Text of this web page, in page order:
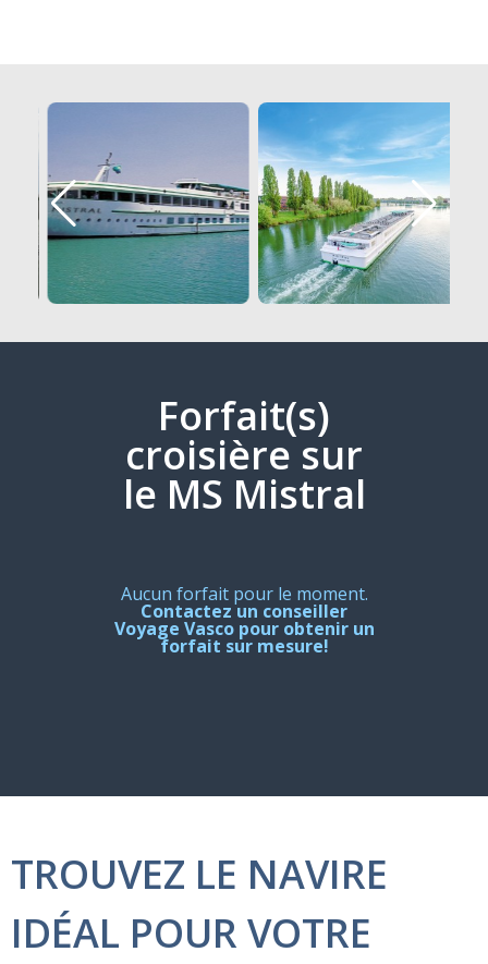
Forfait(s)
croisière sur
le MS Mistral
Aucun forfait pour le moment.
Contactez un conseiller
Voyage Vasco pour obtenir un
forfait sur mesure!
TROUVEZ LE NAVIRE
IDÉAL POUR VOTRE